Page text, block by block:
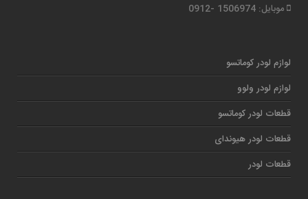
موبایل: 1506974 -0912
لوازم لودر کوماتسو
لوازم لودر ولوو
قطعات لودر کوماتسو
قطعات لودر هیوندای
قطعات لودر